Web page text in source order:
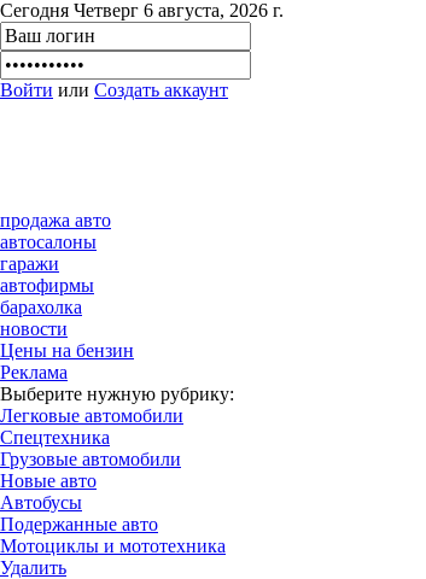
Сегодня Четверг 6 августа, 2026 г.
Войти или Создать аккаунт
продажа авто
автосалоны
гаражи
автофирмы
барахолка
новости
Цены на бензин
Реклама
Выберите нужную рубрику:
Легковые автомобили
Спецтехника
Грузовые автомобили
Новые авто
Автобусы
Подержанные авто
Мотоциклы и мототехника
Удалить